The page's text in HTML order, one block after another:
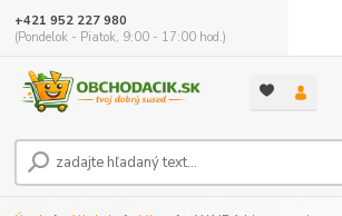
+421 952 227 980
(Pondelok - Piatok, 9:00 - 17:00 hod.)